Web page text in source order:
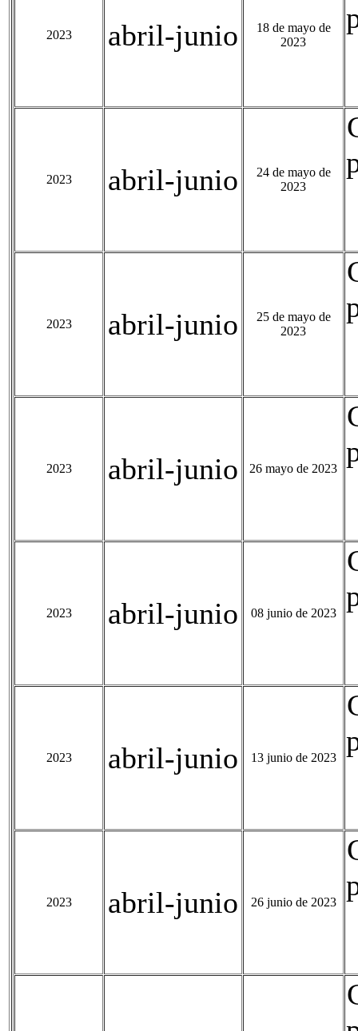
2023 abril-junio
18 de mayo de
2023
2023 abril-junio
24 de mayo de
2023
2023 abril-junio
25 de mayo de
2023
2023 abril-junio 26 mayo de 2023
2023 abril-junio 08 junio de 2023
2023 abril-junio 13 junio de 2023
2023 abril-junio 26 junio de 2023